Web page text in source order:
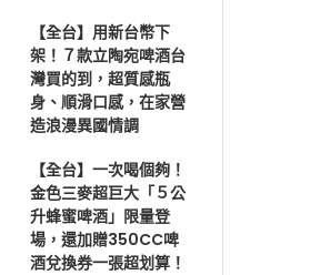
【全台】用新台幣下
架！７款立陶宛啤酒台
灣買的到，超質感瓶
身、順滑口感，在家營
造浪漫異國情調
【全台】一次喝個夠！
金色三麥超巨大「５公
升蜂蜜啤酒」限量登
場，還加贈350CC啤
酒兌換券一張超划算！